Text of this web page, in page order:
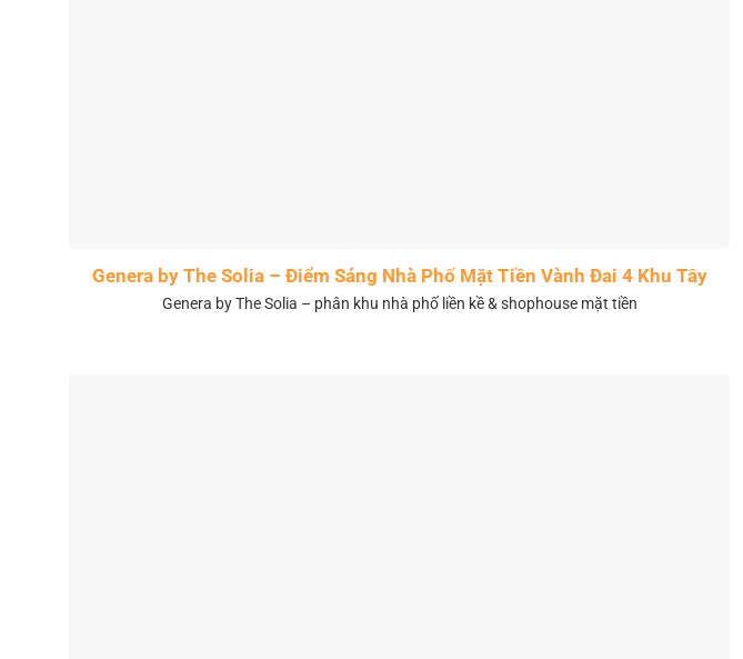
Genera by The Solia – Điểm Sáng Nhà Phố Mặt Tiền Vành Đai 4 Khu Tây
Genera by The Solia – phân khu nhà phố liền kề & shophouse mặt tiền